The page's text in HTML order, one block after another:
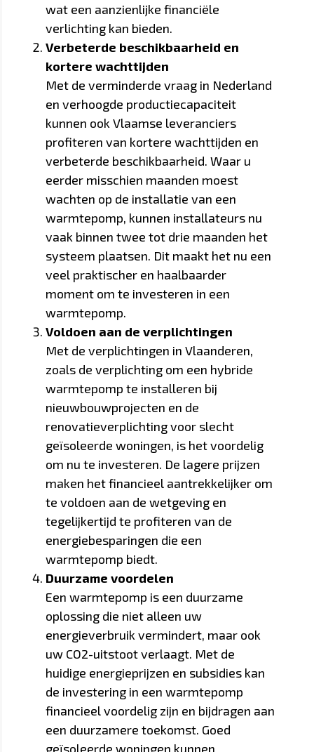
wat een aanzienlijke financiële
verlichting kan bieden.
Verbeterde beschikbaarheid en
kortere wachttijden
Met de verminderde vraag in Nederland
en verhoogde productiecapaciteit
kunnen ook Vlaamse leveranciers
profiteren van kortere wachttijden en
verbeterde beschikbaarheid. Waar u
eerder misschien maanden moest
wachten op de installatie van een
warmtepomp, kunnen installateurs nu
vaak binnen twee tot drie maanden het
systeem plaatsen. Dit maakt het nu een
veel praktischer en haalbaarder
moment om te investeren in een
warmtepomp.
Voldoen aan de verplichtingen
Met de verplichtingen in Vlaanderen,
zoals de verplichting om een hybride
warmtepomp te installeren bij
nieuwbouwprojecten en de
renovatieverplichting voor slecht
geïsoleerde woningen, is het voordelig
om nu te investeren. De lagere prijzen
maken het financieel aantrekkelijker om
te voldoen aan de wetgeving en
tegelijkertijd te profiteren van de
energiebesparingen die een
warmtepomp biedt.
Duurzame voordelen
Een warmtepomp is een duurzame
oplossing die niet alleen uw
energieverbruik vermindert, maar ook
uw CO2-uitstoot verlaagt. Met de
huidige energieprijzen en subsidies kan
de investering in een warmtepomp
financieel voordelig zijn en bijdragen aan
een duurzamere toekomst. Goed
geïsoleerde woningen kunnen